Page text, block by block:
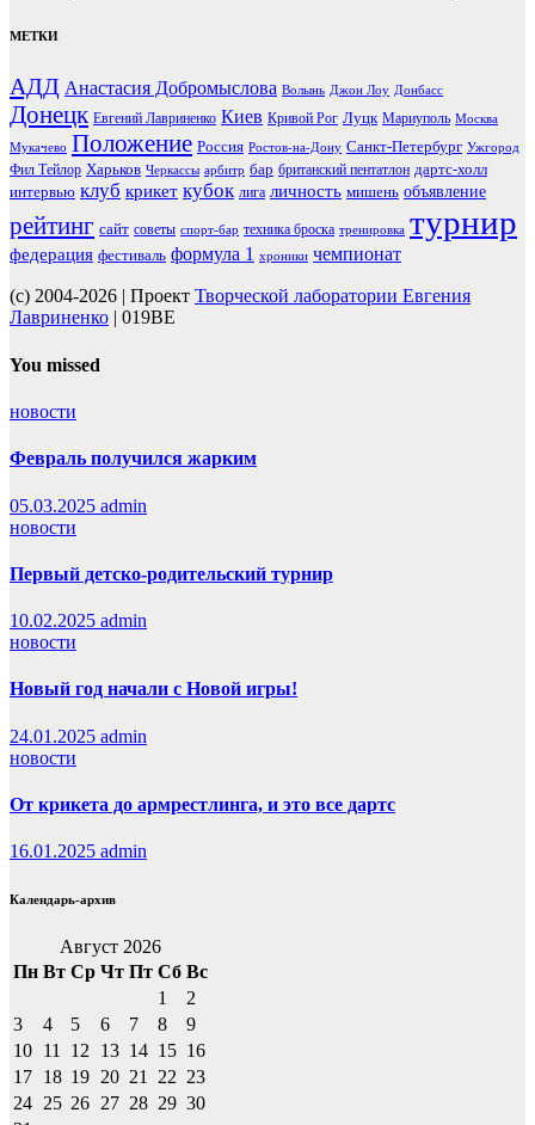
МЕТКИ
АДД Анастасия Добромыслова Волынь Джон Лоу Донбасс
Донецк Евгений Лавриненко Киев Кривой Рог Луцк Мариуполь Москва
Мукачево Положение Россия Ростов-на-Дону Санкт-Петербург Ужгород
Фил Тейлор Харьков Черкассы арбитр бар британский пентатлон дартс-холл
интервью клуб крикет кубок лига личность мишень объявление
рейтинг сайт советы спорт-бар техника броска тренировка турнир
федерация фестиваль формула 1 хроники чемпионат
(c) 2004-2026 | Проект Творческой лаборатории Евгения
Лавриненко | 019BE
You missed
новости
Февраль получился жарким
05.03.2025 admin
новости
Первый детско-родительский турнир
10.02.2025 admin
новости
Новый год начали с Новой игры!
24.01.2025 admin
новости
От крикета до армрестлинга, и это все дартс
16.01.2025 admin
Календарь-архив
Август 2026
Пн Вт Ср Чт Пт Сб Вс
1
2
3
4 5 6 7 8
9
10 11 12 13 14 15 16
17 18 19 20 21 22 23
24 25 26 27 28 29 30